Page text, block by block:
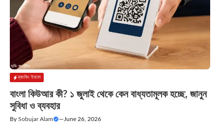
ব্যাংকিং ইনফো
বাংলা কিউআর কী? ১ জুলাই থেকে কেন বাধ্যতামূলক হচ্ছে, জানুন
সুবিধা ও ব্যবহার
By Sobujar Alam — June 26, 2026